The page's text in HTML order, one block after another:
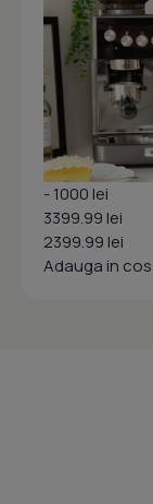
- 1000 lei
3399.99 lei
2399.99 lei
Adauga in cos